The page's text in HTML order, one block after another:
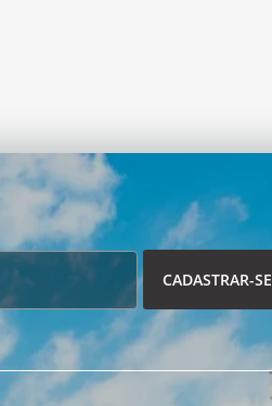
CADASTRAR-SE